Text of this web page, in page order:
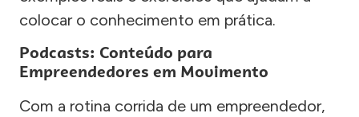
colocar o conhecimento em prática.
Podcasts: Conteúdo para
Empreendedores em Movimento
Com a rotina corrida de um empreendedor,